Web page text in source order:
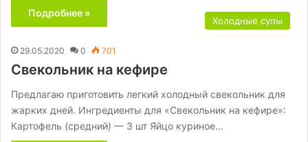
Подробнее »
Холодные супы
29.05.2020 0 701
Свекольник на кефире
Предлагаю приготовить легкий холодный свекольник для
жарких дней. Ингредиенты для «Свекольник на кефире»:
Картофель (средний) — 3 шт Яйцо куриное…